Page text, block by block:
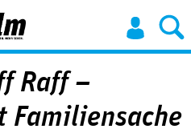
Navigation
Raff –
Familiensache